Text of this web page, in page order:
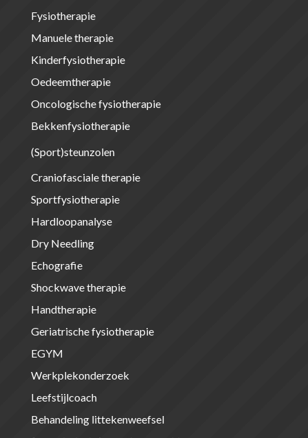
Fysiotherapie
Manuele therapie
Kinderfysiotherapie
Oedeemtherapie
Oncologische fysiotherapie
Bekkenfysiotherapie
(Sport)steunzolen
Craniofasciale therapie
Sportfysiotherapie
Hardloopanalyse
Dry Needling
Echografie
Shockwave therapie
Handtherapie
Geriatrische fysiotherapie
EGYM
Werkplekonderzoek
Leefstijlcoach
Behandeling littekenweefsel